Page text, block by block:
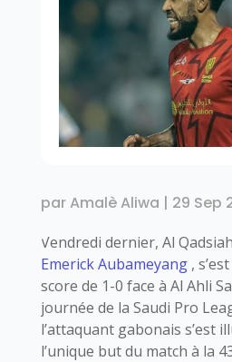
parAmalè Aliwa | 29 Sep
Vendredi dernier, Al
Emerick Aubameyang,
score de 1-0 face à Al Ahli
journée de la Saudi Pro
l’attaquant gabonais s’est
l’unique but du match à la